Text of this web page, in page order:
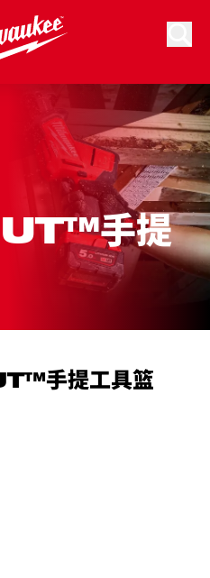
手提
手提工具篮